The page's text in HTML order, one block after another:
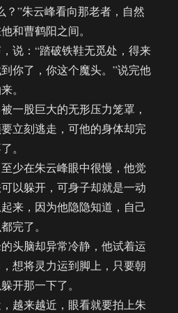
”朱云峰看向那老者，自然
和曹鹤阳之间。
：“踏破铁鞋无觅处，得来
你了，你这个魔头。”说完他
。
股巨大的无形压力笼罩，
立刻逃走，可他的身体却完
。
在朱云峰眼中很慢，他觉
以躲开，可身子却就是一动
来，因为他隐隐知道，自己
完了。
脑却异常冷静，他试着运
想将灵力运到脚上，只要朝
开那一下了。
来越近，眼看就要拍上朱